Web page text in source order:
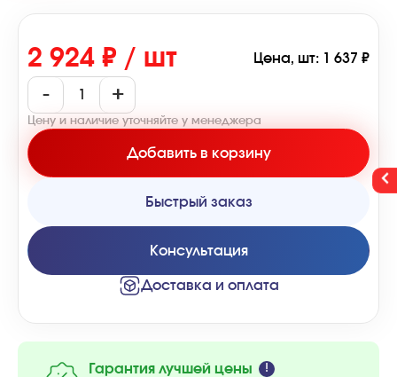
Гарантия лучшей цены
2 924 ₽ / шт Цена, шт: 1 637 ₽
- +
Цену и наличие уточняйте у менеджера
Добавить в корзину
Быстрый заказ
Консультация
Доставка и оплата